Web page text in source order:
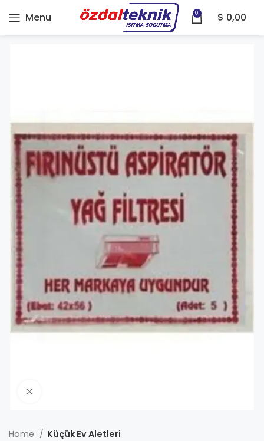
Menu 0 $ 0,00
Home Küçük Ev Aletleri